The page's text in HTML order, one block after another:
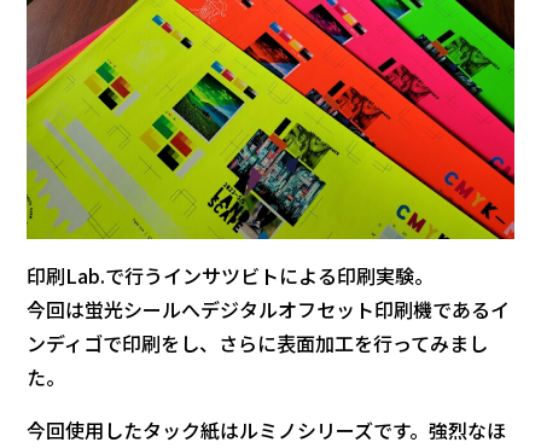
印刷Lab.で行うインサツビトによる印刷実験。
今回は蛍光シールへデジタルオフセット印刷機であるイ
ンディゴで印刷をし、さらに表面加工を行ってみまし
た。
今回使用したタック紙はルミノシリーズです。強烈なほ